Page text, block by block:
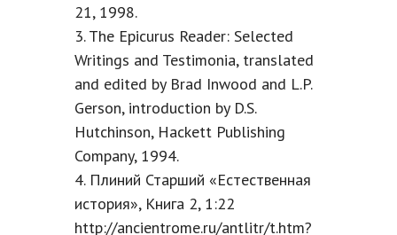
21, 1998.
3. The Epicurus Reader: Selected
Writings and Testimonia, translated
and edited by Brad Inwood and L.P.
Gerson, introduction by D.S.
Hutchinson, Hackett Publishing
Company, 1994.
4. Плиний Старший «Естественная
история», Книга 2, 1:22
http://ancientrome.ru/antlitr/t.htm?